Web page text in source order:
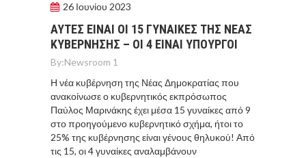
26 Ιουνίου 2023
ΑΥΤΕΣ ΕΙΝΑΙ ΟΙ 15 ΓΥΝΑΙΚΕΣ ΤΗΣ ΝΕΑΣ
ΚΥΒΕΡΝΗΣΗΣ – ΟΙ 4 ΕΙΝΑΙ ΥΠΟΥΡΓΟΙ
By:Newsroom 1
Η νέα κυβέρνηση της Νέας Δημοκρατίας που
ανακοίνωσε ο κυβερνητικός εκπρόσωπος
Παύλος Μαρινάκης έχει μέσα 15 γυναίκες από 9
στο προηγούμενο κυβερνητικό σχήμα, ήτοι το
25% της κυβέρνησης είναι γένους θηλυκού! Από
τις 15, οι 4 γυναίκες αναλαμβάνουν